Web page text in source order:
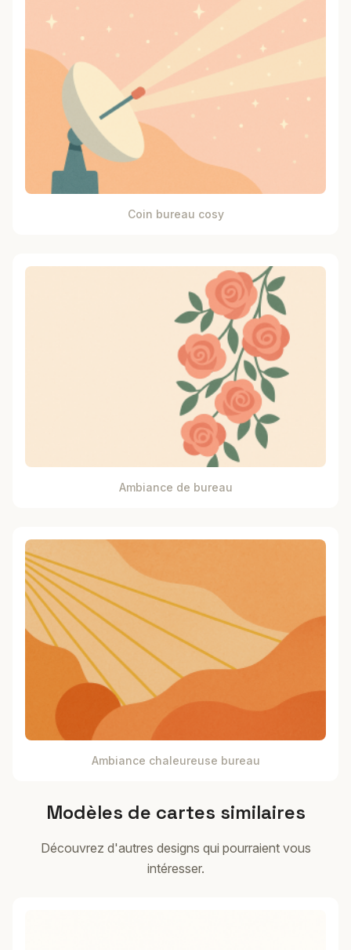
Coin bureau cosy
Ambiance de bureau
Ambiance chaleureuse bureau
Modèles de cartes similaires
Découvrez d'autres designs qui pourraient vous
intéresser.